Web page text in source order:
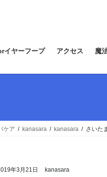
イヤーフープ アクセス 魔
ケア kanasara kanasara さいた
年3月21日 kanasara